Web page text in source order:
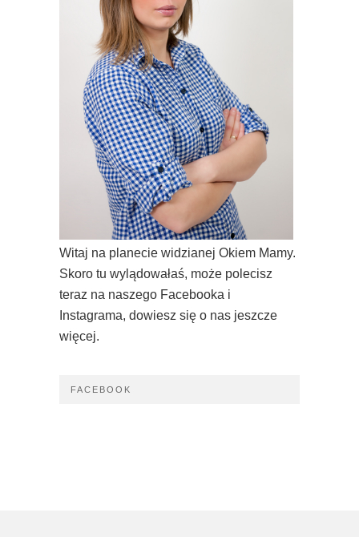
Witaj na planecie widzianej Okiem Mamy.
Skoro tu wylądowałaś, może polecisz
teraz na naszego Facebooka i
Instagrama, dowiesz się o nas jeszcze
więcej.
FACEBOOK